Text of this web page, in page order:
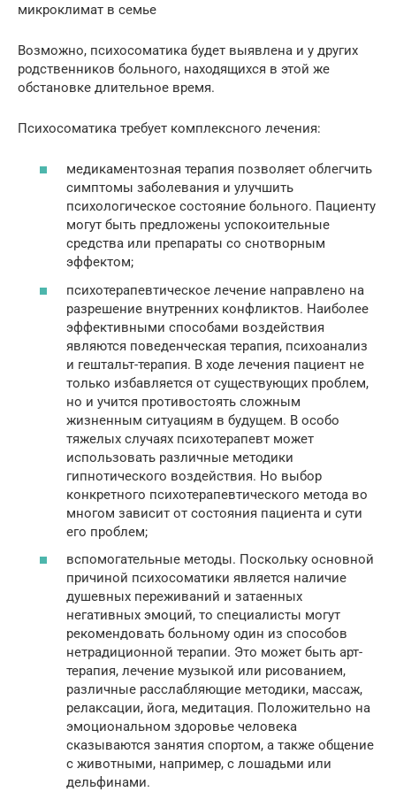
микроклимат в семье
Возможно, психосоматика будет выявлена и у других
родственников больного, находящихся в этой же
обстановке длительное время.
Психосоматика требует комплексного лечения:
медикаментозная терапия позволяет облегчить
симптомы заболевания и улучшить
психологическое состояние больного. Пациенту
могут быть предложены успокоительные
средства или препараты со снотворным
эффектом;
психотерапевтическое лечение направлено на
разрешение внутренних конфликтов. Наиболее
эффективными способами воздействия
являются поведенческая терапия, психоанализ
и гештальт-терапия. В ходе лечения пациент не
только избавляется от существующих проблем,
но и учится противостоять сложным
жизненным ситуациям в будущем. В особо
тяжелых случаях психотерапевт может
использовать различные методики
гипнотического воздействия. Но выбор
конкретного психотерапевтического метода во
многом зависит от состояния пациента и сути
его проблем;
вспомогательные методы. Поскольку основной
причиной психосоматики является наличие
душевных переживаний и затаенных
негативных эмоций, то специалисты могут
рекомендовать больному один из способов
нетрадиционной терапии. Это может быть арт-
терапия, лечение музыкой или рисованием,
различные расслабляющие методики, массаж,
релаксации, йога, медитация. Положительно на
эмоциональном здоровье человека
сказываются занятия спортом, а также общение
с животными, например, с лошадьми или
дельфинами.